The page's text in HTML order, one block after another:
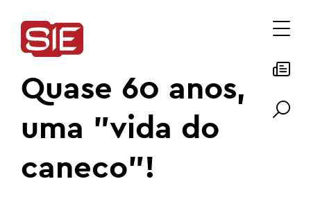
Quase 60 anos,
uma "vida do
caneco"!